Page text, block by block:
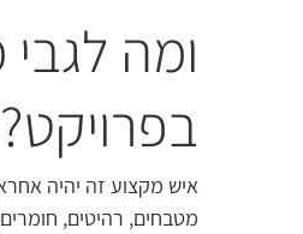
ומה
בפרויקט?
איש מקצוע זה יהיה
מטבחים, רהיטים,